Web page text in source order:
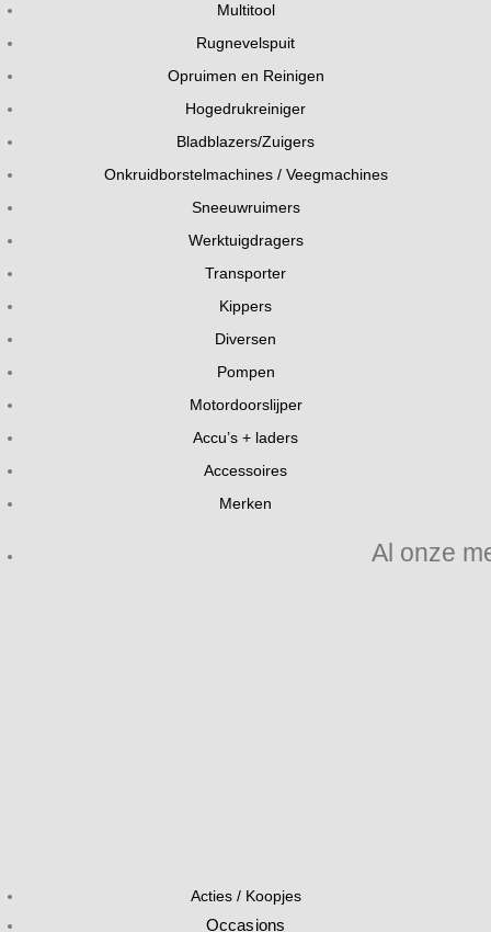
Multitool
Rugnevelspuit
Opruimen en Reinigen
Hogedrukreiniger
Bladblazers/Zuigers
Onkruidborstelmachines / Veegmachines
Sneeuwruimers
Werktuigdragers
Transporter
Kippers
Diversen
Pompen
Motordoorslijper
Accu’s + laders
Accessoires
Merken
Al onze
Acties / Koopjes
Occasions